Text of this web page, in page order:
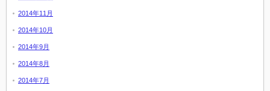
2014年11月
2014年10月
2014年9月
2014年8月
2014年7月